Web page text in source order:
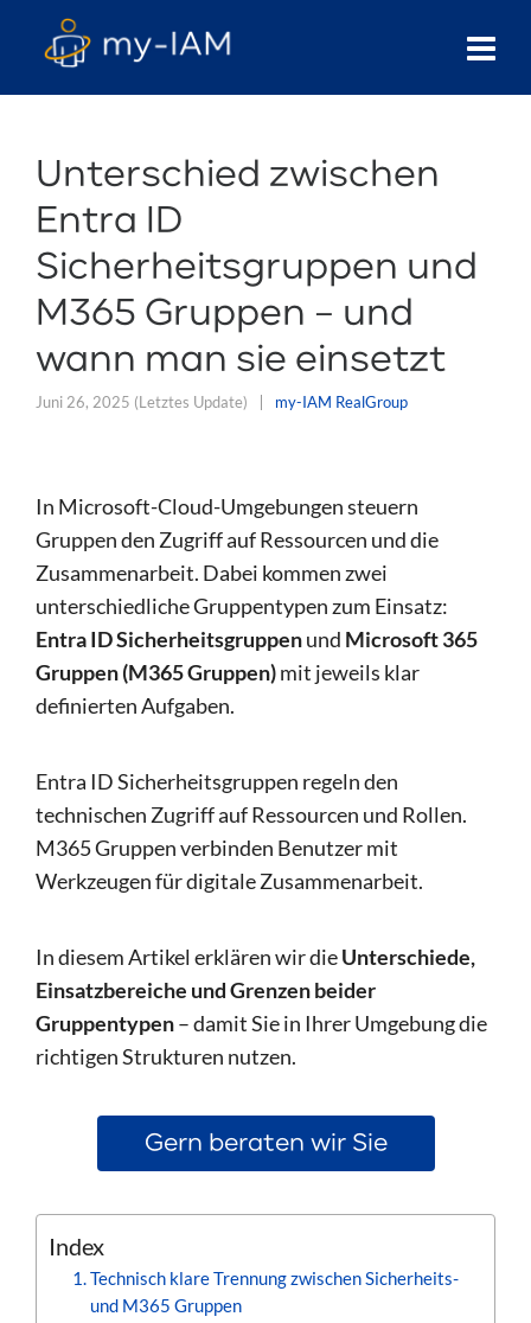
Unterschied zwischen
Entra ID
Sicherheitsgruppen und
M365 Gruppen – und
wann man sie einsetzt
Juni 26, 2025 (Letztes Update) my-IAM RealGroup
In Microsoft-Cloud-Umgebungen steuern
Gruppen den Zugriff auf Ressourcen und die
Zusammenarbeit. Dabei kommen zwei
unterschiedliche Gruppentypen zum Einsatz:
Entra ID Sicherheitsgruppenund Microsoft 365
Gruppen (M365 Gruppen)mit jeweils klar
definierten Aufgaben.
Entra ID Sicherheitsgruppen regeln den
technischen Zugriff auf Ressourcen und Rollen.
M365 Gruppen verbinden Benutzer mit
Werkzeugen für digitale Zusammenarbeit.
In diesem Artikel erklären wir dieUnterschiede,
Einsatzbereiche und Grenzen beider
Gruppentypen– damit Sie in Ihrer Umgebung die
richtigen Strukturen nutzen.
Gern beraten wir Sie
Index
Technisch klare Trennung zwischen Sicherheits-
und M365 Gruppen